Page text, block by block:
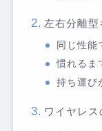
左右分離型
同じ性能
慣れるま
持ち運び
ワイヤレ